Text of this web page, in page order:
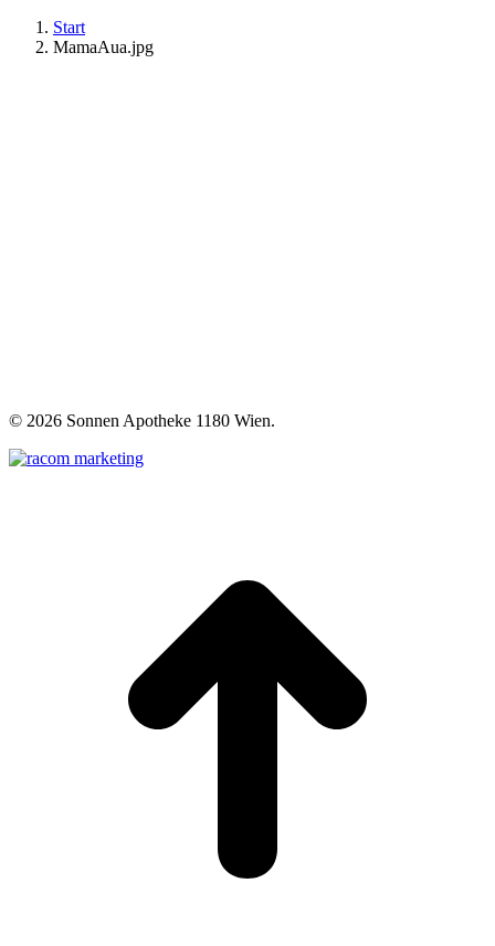
Start
MamaAua.jpg
© 2026 Sonnen Apotheke 1180 Wien.